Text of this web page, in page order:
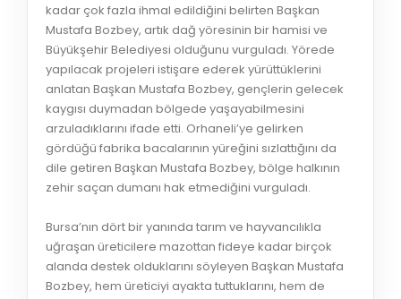
kadar çok fazla ihmal edildiğini belirten Başkan
Mustafa Bozbey, artık dağ yöresinin bir hamisi ve
Büyükşehir Belediyesi olduğunu vurguladı. Yörede
yapılacak projeleri istişare ederek yürüttüklerini
anlatan Başkan Mustafa Bozbey, gençlerin gelecek
kaygısı duymadan bölgede yaşayabilmesini
arzuladıklarını ifade etti. Orhaneli’ye gelirken
gördüğü fabrika bacalarının yüreğini sızlattığını da
dile getiren Başkan Mustafa Bozbey, bölge halkının
zehir saçan dumanı hak etmediğini vurguladı.
Bursa’nın dört bir yanında tarım ve hayvancılıkla
uğraşan üreticilere mazottan fideye kadar birçok
alanda destek olduklarını söyleyen Başkan Mustafa
Bozbey, hem üreticiyi ayakta tuttuklarını, hem de